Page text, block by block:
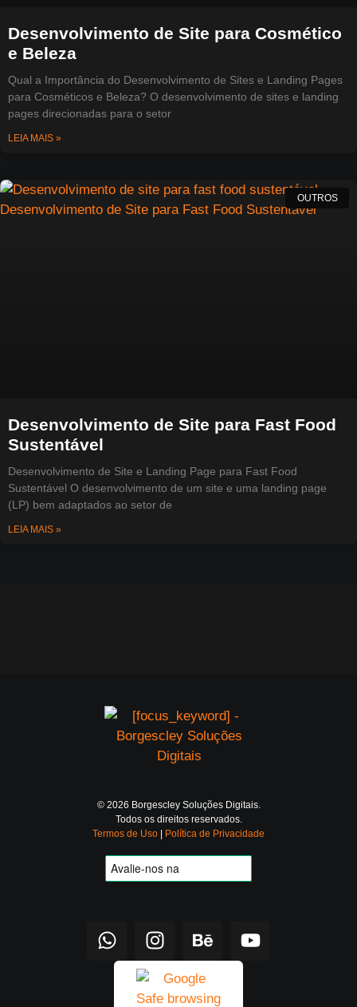
Desenvolvimento de Site para Cosmético
e Beleza
Qual a Importância do Desenvolvimento de Sites e Landing Pages
para Cosméticos e Beleza? O desenvolvimento de sites e landing
pages direcionadas para o setor
LEIA MAIS »
OUTROS
Desenvolvimento de Site para Fast Food
Sustentável
Desenvolvimento de Site e Landing Page para Fast Food
Sustentável O desenvolvimento de um site e uma landing page
(LP) bem adaptados ao setor de
LEIA MAIS »
© 2026 Borgescley Soluções Digitais.
Todos os direitos reservados.
Termos de Uso | Política de Privacidade